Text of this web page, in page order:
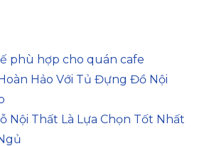
phù hợp cho quán cafe
Hảo Với Tủ Đựng Đồ Nội
Nội Thất Là Lựa Chọn Tốt Nhất